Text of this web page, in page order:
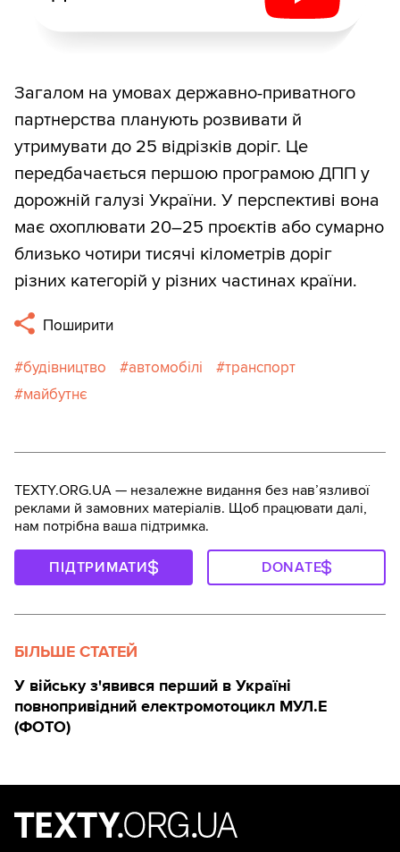
Загалом на умовах державно-приватного
партнерства планують розвивати й
утримувати до 25 відрізків доріг. Це
передбачається першою програмою ДПП у
дорожній галузі України. У перспективі вона
має охоплювати 20–25 проєктів або сумарно
близько чотири тисячі кілометрів доріг
різних категорій у різних частинах країни.
Поширити
будівництво автомобілі
транспорт
майбутнє
TEXTY.ORG.UA — незалежне видання без навʼязливої
реклами й замовних матеріалів. Щоб працювати далі,
нам потрібна ваша підтримка.
ПІДТРИМАТИ DONATE
БІЛЬШЕ СТАТЕЙ
У війську з'явився перший в Україні
повнопривідний електромотоцикл МУЛ.Е
(ФОТО)